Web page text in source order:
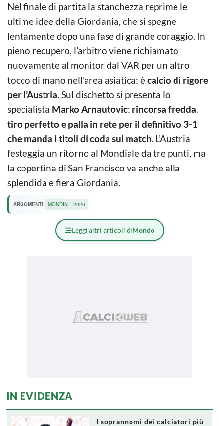
Nel finale di partita la stanchezza reprime le
ultime idee della Giordania, che si spegne
lentamente dopo una fase di grande coraggio. In
pieno recupero, l’arbitro viene richiamato
nuovamente al monitor dal VAR per un altro
tocco di mano nell’area asiatica: ècalcio di rigore
per l’Austria. Sul dischetto si presenta lo
specialista Marko Arnautovic: rincorsa fredda,
tiro perfetto e palla in rete per il definitivo 3-1
che manda i titoli di coda sul match. L’Austria
festeggia un ritorno al Mondiale da tre punti, ma
la copertina di San Francisco va anche alla
splendida e fiera Giordania.
ARGOMENTI: MONDIALI 2026
Leggi altri articoli diMondo
IN EVIDENZA
I soprannomi dei calciatori più